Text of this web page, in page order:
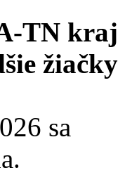
TN kraj
žiačky
sa